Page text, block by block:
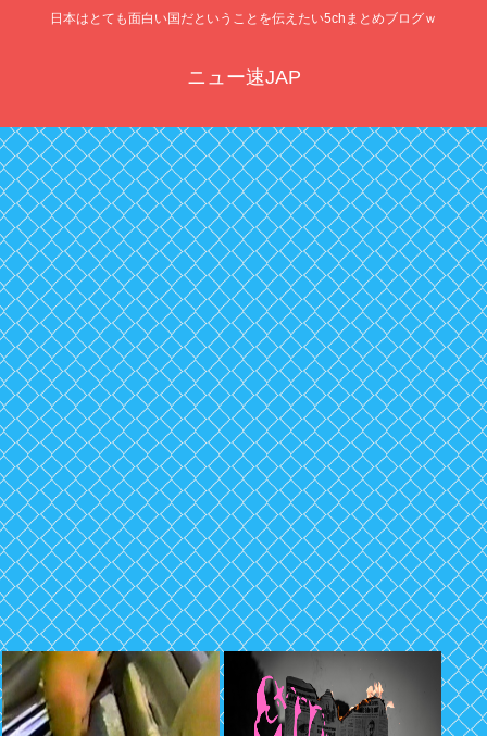
日本はとても面白い国だということを伝えたい5chまとめブログｗ
ニュー速JAP